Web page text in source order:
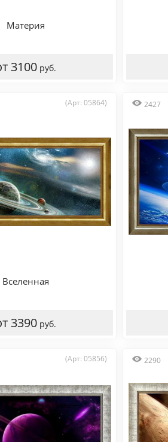
Материя
3100 руб.
(Арт: 05864)
Вселенная
3390 руб.
2427
(Арт: 05856) 2290